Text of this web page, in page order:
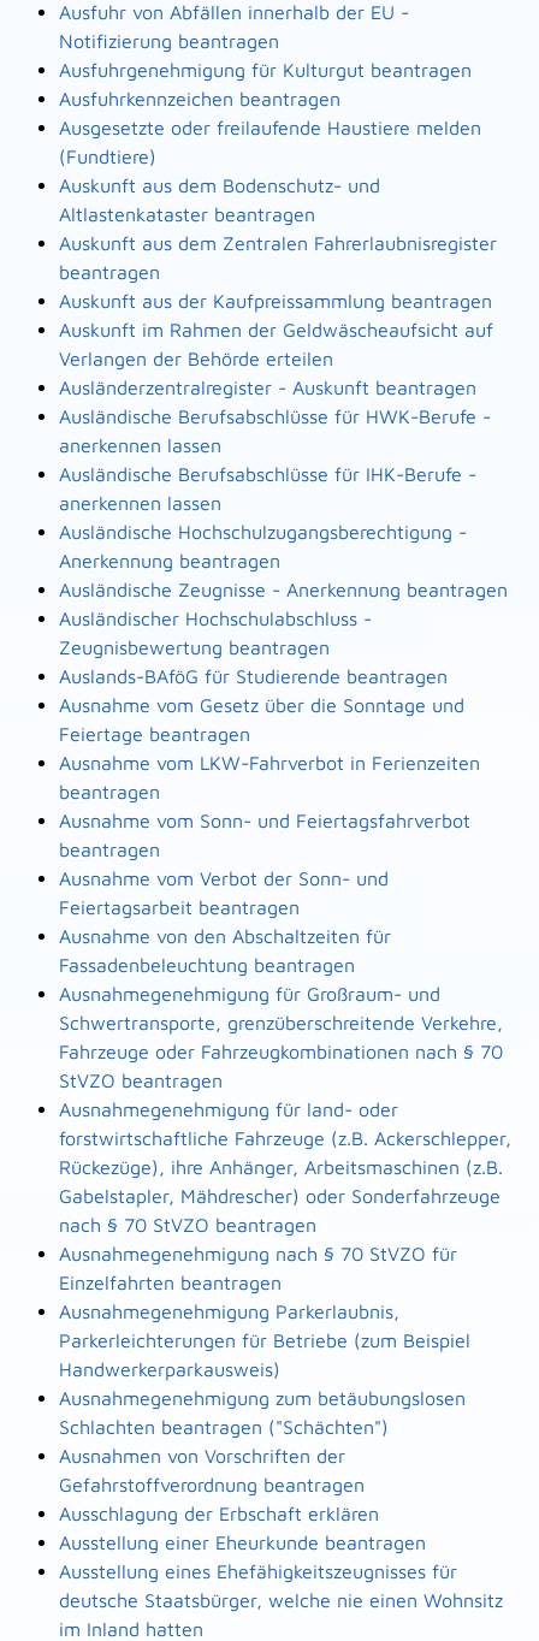
Ausfuhr von Abfällen innerhalb der EU -
Notifizierung beantragen
Ausfuhrgenehmigung für Kulturgut beantragen
Ausfuhrkennzeichen beantragen
Ausgesetzte oder freilaufende Haustiere melden
(Fundtiere)
Auskunft aus dem Bodenschutz- und
Altlastenkataster beantragen
Auskunft aus dem Zentralen Fahrerlaubnisregister
beantragen
Auskunft aus der Kaufpreissammlung beantragen
Auskunft im Rahmen der Geldwäscheaufsicht auf
Verlangen der Behörde erteilen
Ausländerzentralregister - Auskunft beantragen
Ausländische Berufsabschlüsse für HWK-Berufe -
anerkennen lassen
Ausländische Berufsabschlüsse für IHK-Berufe -
anerkennen lassen
Ausländische Hochschulzugangsberechtigung -
Anerkennung beantragen
Ausländische Zeugnisse - Anerkennung beantragen
Ausländischer Hochschulabschluss -
Zeugnisbewertung beantragen
Auslands-BAföG für Studierende beantragen
Ausnahme vom Gesetz über die Sonntage und
Feiertage beantragen
Ausnahme vom LKW-Fahrverbot in Ferienzeiten
beantragen
Ausnahme vom Sonn- und Feiertagsfahrverbot
beantragen
Ausnahme vom Verbot der Sonn- und
Feiertagsarbeit beantragen
Ausnahme von den Abschaltzeiten für
Fassadenbeleuchtung beantragen
Ausnahmegenehmigung für Großraum- und
Schwertransporte, grenzüberschreitende Verkehre,
Fahrzeuge oder Fahrzeugkombinationen nach § 70
StVZO beantragen
Ausnahmegenehmigung für land- oder
forstwirtschaftliche Fahrzeuge (z.B. Ackerschlepper,
Rückezüge), ihre Anhänger, Arbeitsmaschinen (z.B.
Gabelstapler, Mähdrescher) oder Sonderfahrzeuge
nach § 70 StVZO beantragen
Ausnahmegenehmigung nach § 70 StVZO für
Einzelfahrten beantragen
Ausnahmegenehmigung Parkerlaubnis,
Parkerleichterungen für Betriebe (zum Beispiel
Handwerkerparkausweis)
Ausnahmegenehmigung zum betäubungslosen
Schlachten beantragen ("Schächten")
Ausnahmen von Vorschriften der
Gefahrstoffverordnung beantragen
Ausschlagung der Erbschaft erklären
Ausstellung einer Eheurkunde beantragen
Ausstellung eines Ehefähigkeitszeugnisses für
deutsche Staatsbürger, welche nie einen Wohnsitz
im Inland hatten